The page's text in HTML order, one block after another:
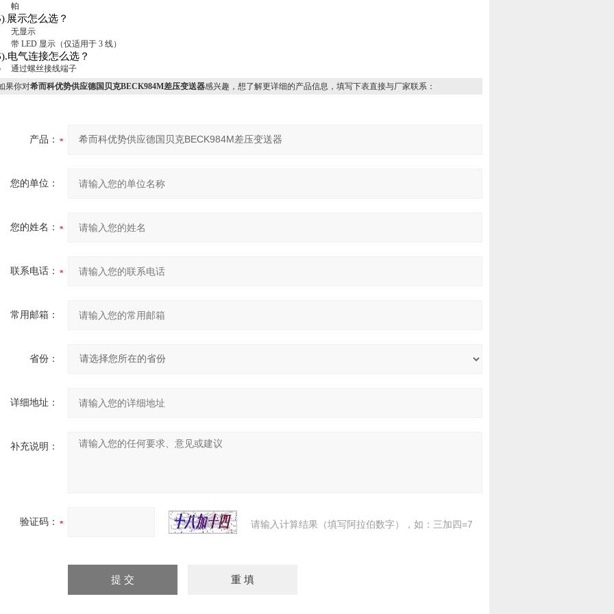
帕
. 展示怎么选？
无显示
带 LED 显示（仅适用于 3 线）
电气连接怎么选？
通过螺丝接线端子
果你对希而科优势供应德国贝克BECK984M差压变送器感兴趣，想了解更详细的产品信息，填写下表直接与厂家联系：
产品：
您的单位：
您的姓名：
联系电话：
常用邮箱：
省份：
详细地址：
补充说明：
验证码： 请输入计算结果（填写阿拉伯数字），如：三加四=7